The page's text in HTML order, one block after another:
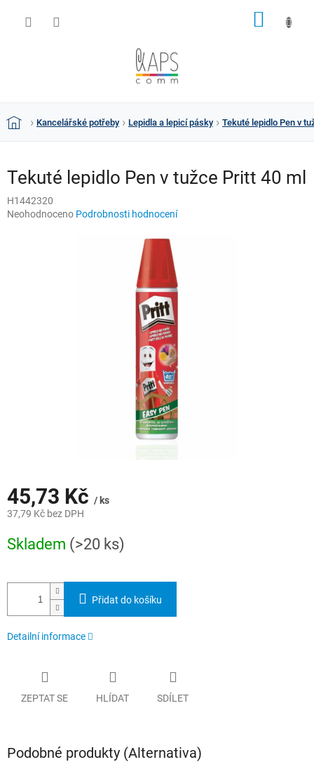
DomůKancelářské potřeby Lepidla a lepicí pásky Tekuté lepidlo Pen v
Tekuté lepidlo Pen v tužce Pritt 40 ml
H1442320
Průměrné
Neohodnoceno Podrobnosti hodnocení
45,73 Kč / ks
37,79 Kč bez DPH
cena:
Skladem (>20 ks)
Přidat do košíku
Detailní informace
ZEPTAT SE HLÍDAT SDÍLET
Podobné produkty (Alternativa)